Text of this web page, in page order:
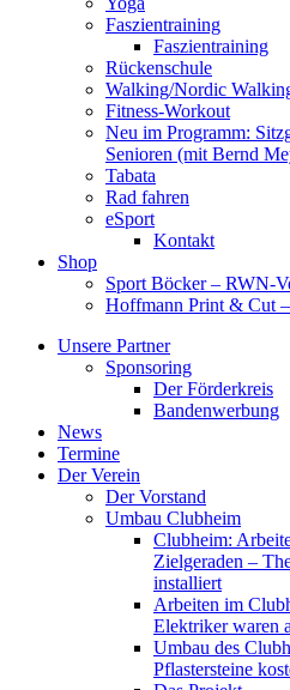
Faszientraining
Faszientraining
Rückenschule
Walking/Nordic
Fitness-Workout
Neu im Programm:
Senioren (mit Bernd
Tabata
Rad fahren
eSport
Kontakt
Shop
Sport Böcker – RWN-
Hoffmann Print & Cut
Unsere Partner
Sponsoring
Der Förderkreis
Bandenwerbung
News
Termine
Der Verein
Der Vorstand
Umbau Clubheim
Clubheim:
Zielgeraden –
installiert
Arbeiten im
Elektriker waren
Umbau des
Pflastersteine